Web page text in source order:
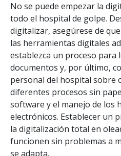
No se puede empezar la
todo el hospital de golpe.
digitalizar, asegúrese de
las herramientas digitales
establezca un proceso para
documentos y, por último,
personal del hospital sobre
diferentes procesos sin
software y el manejo de los
electrónicos. Establecer un
la digitalización total en
funcionen sin problemas a
se adapta.